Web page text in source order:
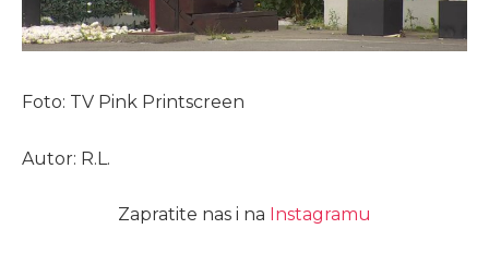
Foto: TV Pink Printscreen
Autor: R.L.
Zapratite nas i na Instagramu